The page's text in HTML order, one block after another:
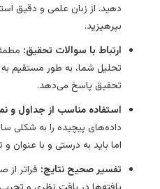
دهید. از زبان علمی و دقیق
بپرهیزید.
ارتباط با سوالات تحقیق:
تحلیل شما، به طور مستقیم
تحقیق پاسخ می‌دهد.
استفاده مناسب از جداول و
داده‌های پیچیده را به شکلی
اما باید به درستی و با عنوان
تفسیر صحیح نتایج: فراتر از